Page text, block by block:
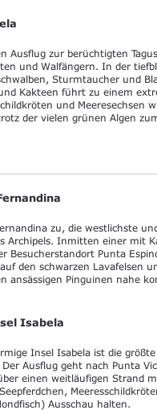
Ausflug zur berüchtigten
und Walfängern. In der
Sturmtaucher und
Kakteen führt zu einem
und Meeresechsen
der vielen grünen Algen
zu, die westlichste
Archipels. Inmitten einer mit
Besucherstandort Punta
den schwarzen Lavafelsen
ansässigen Pinguinen nahe
Isabela
Insel Isabela ist die
Ausflug geht nach Punta
einen weitläufigen Strand
Ausschau halten.